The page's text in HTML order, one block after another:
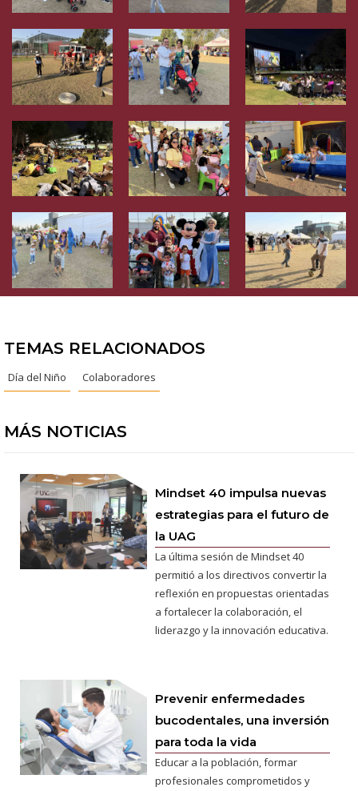
TEMAS RELACIONADOS
Día del Niño Colaboradores
MÁS NOTICIAS
Mindset 40 impulsa nuevas
estrategias para el futuro de
la UAG
La última sesión de Mindset 40
permitió a los directivos convertir la
reflexión en propuestas orientadas
a fortalecer la colaboración, el
liderazgo y la innovación educativa.
Prevenir enfermedades
bucodentales, una inversión
para toda la vida
Educar a la población, formar
profesionales comprometidos y